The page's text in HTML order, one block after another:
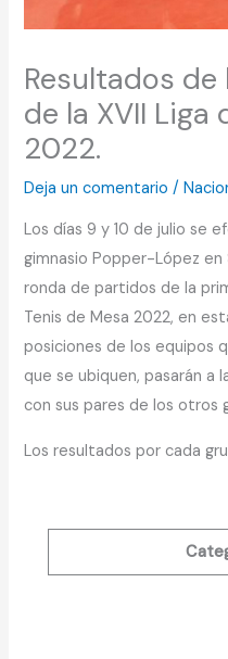
Resultados
de la XVII Liga
2022.
Deja un comentario /
Los días 9 y 10 de julio se
gimnasio Popper-López en
ronda de partidos de la
Tenis de Mesa 2022, en
posiciones de los equipos
que se ubiquen, pasarán a
con sus pares de los otros
Los resultados por cada